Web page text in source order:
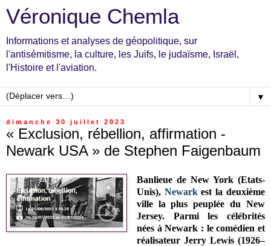
Véronique Chemla
Informations et analyses de géopolitique, sur
l'antisémitisme, la culture, les Juifs, le judaïsme, Israël,
l'Histoire et l'aviation.
▼
dimanche 30 juillet 2023
« Exclusion, rébellion, affirmation -
Newark USA » de Stephen Faigenbaum
Banlieue de New York (Etats-
Unis), Newarkest la deuxième
ville la plus peuplée du New
Jersey. Parmi les célébrités
nées à Newark : le comédien et
réalisateur Jerry Lewis (1926–